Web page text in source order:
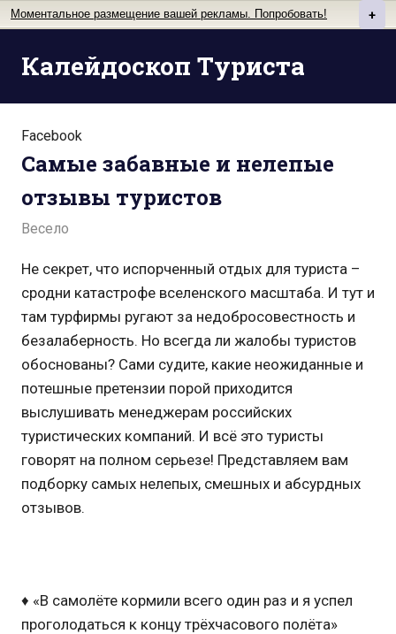
Моментальное размещение вашей рекламы. Попробовать! +
Калейдоскоп Туриста
Facebook
Самые забавные и нелепые
отзывы туристов
Весело
Не секрет, что испорченный отдых для туриста –
сродни катастрофе вселенского масштаба. И тут и
там турфирмы ругают за недобросовестность и
безалаберность. Но всегда ли жалобы туристов
обоснованы? Сами судите, какие неожиданные и
потешные претензии порой приходится
выслушивать менеджерам российских
туристических компаний. И всё это туристы
говорят на полном серьезе! Представляем вам
подборку самых нелепых, смешных и абсурдных
отзывов.
♦ «В самолёте кормили всего один раз и я успел
проголодаться к концу трёхчасового полёта»